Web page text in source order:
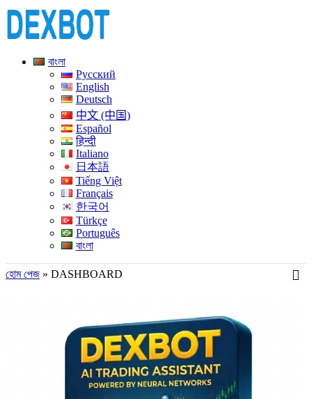
বাংলা
Русский
English
Deutsch
中文 (中国)
Español
हिन्दी
Italiano
日本語
Tiếng Việt
Français
한국어
Türkçe
Português
বাংলা
হোম পেজ » DASHBOARD